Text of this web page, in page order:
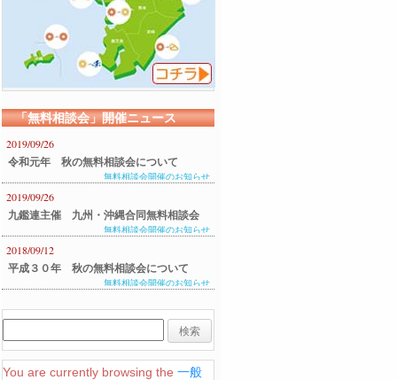
「無料相談会」開催ニュース
2019/09/26
令和元年 秋の無料相談会について
無料相談会開催のお知らせ
2019/09/26
九鑑連主催 九州・沖縄合同無料相談会
のご案内
無料相談会開催のお知らせ
2018/09/12
平成３０年 秋の無料相談会について
無料相談会開催のお知らせ
You are currently browsing the 一般